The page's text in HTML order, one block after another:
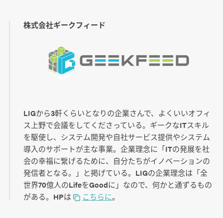
株式会社ギークフィード
LIGから3軒くらいとなりの企業さんで、よくいいオフィ
ス上野で会議をしてくださっている。ギークなITスキル
を駆使し、システム開発や自社サービス提供やシステム
導入のサポートが主な事業。企業理念に「ITの発展を社
会の幸福に繋げるために、自分たちがイノベーションの
発信者となる。」と掲げている。LIGの企業理念は「全
世界70億人のLifeをGoodに」なので、何かと通ずるもの
がある。HPは
こちらに。